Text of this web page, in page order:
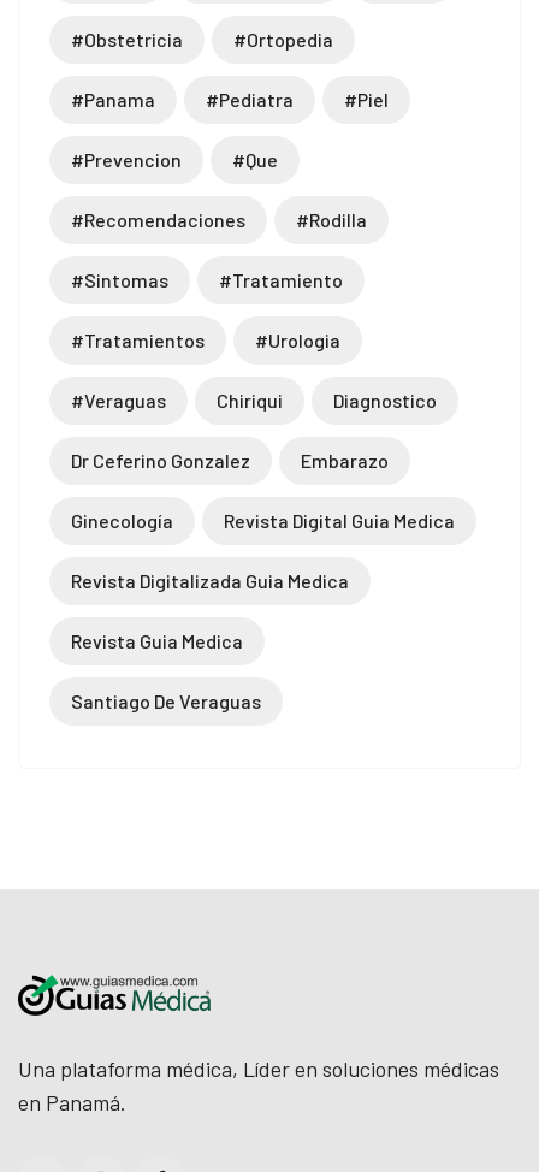
#obstetricia #ortopedia
#panama #pediatra #piel
#prevencion #que
#recomendaciones #rodilla
#sintomas #tratamiento
#tratamientos #urologia
#veraguas Chiriqui Diagnostico
Dr Ceferino Gonzalez Embarazo
Ginecología Revista Digital Guia Medica
Revista Digitalizada Guia Medica
Revista Guia Medica
Santiago De Veraguas
Una plataforma médica, Líder en soluciones médicas
en Panamá.